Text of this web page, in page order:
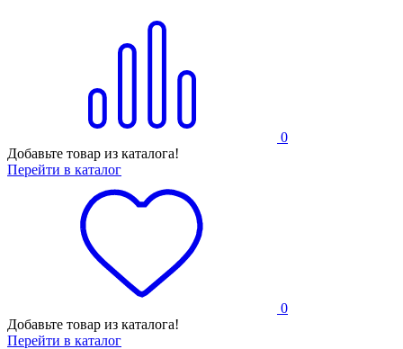
0
Добавьте товар из каталога!
Перейти в каталог
0
Добавьте товар из каталога!
Перейти в каталог